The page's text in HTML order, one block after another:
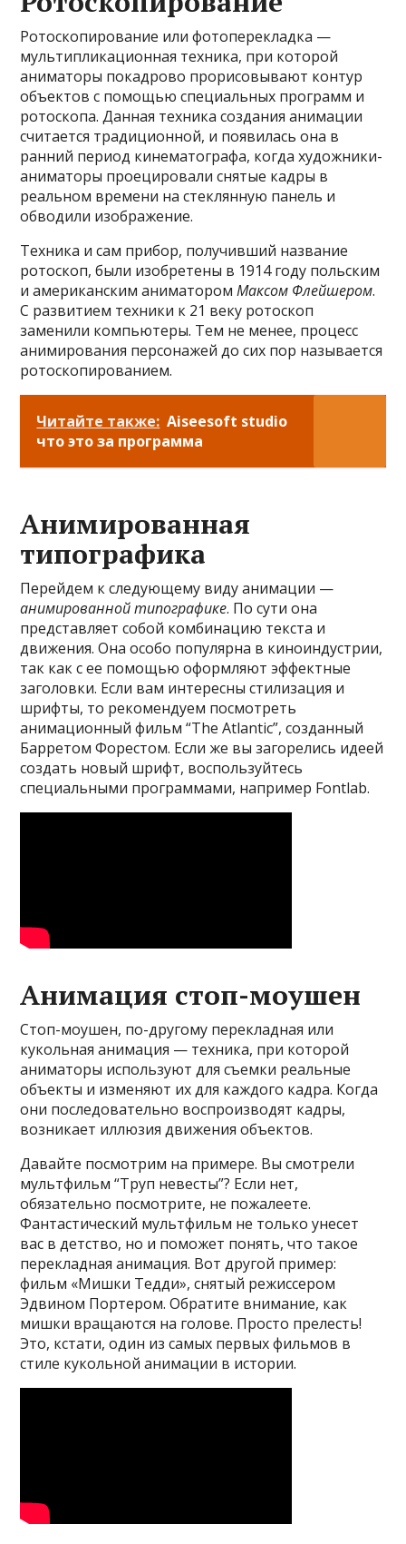
Ротоскопирование или фотоперекладка —
мультипликационная техника, при которой
аниматоры покадрово прорисовывают контур
объектов с помощью специальных программ и
ротоскопа. Данная техника создания анимации
считается традиционной, и появилась она в
ранний период кинематографа, когда художники-
аниматоры проецировали снятые кадры в
реальном времени на стеклянную панель и
обводили изображение.
Техника и сам прибор, получивший название
ротоскоп, были изобретены в 1914 году польским
и американским аниматоромМаксом Флейшером.
С развитием техники к 21 веку ротоскоп
заменили компьютеры. Тем не менее, процесс
анимирования персонажей до сих пор называется
ротоскопированием.
Читайте также: Aiseesoft studio
что это за программа
Анимированная
типографика
Перейдем к следующему виду анимации —
анимированной типографике. По сути она
представляет собой комбинацию текста и
движения. Она особо популярна в киноиндустрии,
так как с ее помощью оформляют эффектные
заголовки. Если вам интересны стилизация и
шрифты, то рекомендуем посмотреть
анимационный фильм “The Atlantic”, созданный
Барретом Форестом. Если же вы загорелись идеей
создать новый шрифт, воспользуйтесь
специальными программами, например Fontlab.
Анимация стоп-моушен
Стоп-моушен, по-другому перекладная или
кукольная анимация — техника, при которой
аниматоры используют для съемки реальные
объекты и изменяют их для каждого кадра. Когда
они последовательно воспроизводят кадры,
возникает иллюзия движения объектов.
Давайте посмотрим на примере. Вы смотрели
мультфильм “Труп невесты”? Если нет,
обязательно посмотрите, не пожалеете.
Фантастический мультфильм не только унесет
вас в детство, но и поможет понять, что такое
перекладная анимация. Вот другой пример:
фильм «Мишки Тедди», снятый режиссером
Эдвином Портером. Обратите внимание, как
мишки вращаются на голове. Просто прелесть!
Это, кстати, один из самых первых фильмов в
стиле кукольной анимации в истории.